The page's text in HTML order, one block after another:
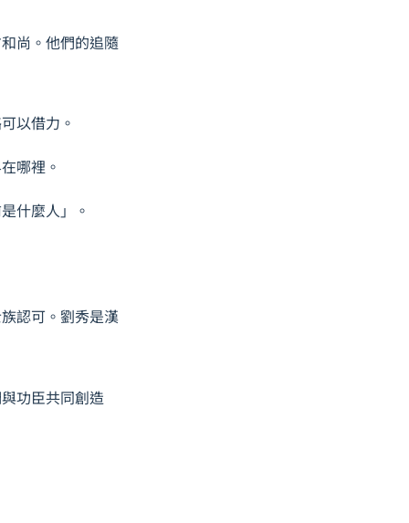
尚。他們的追隨
以借力。
哪裡。
什麼人」。
認可。劉秀是漢
功臣共同創造